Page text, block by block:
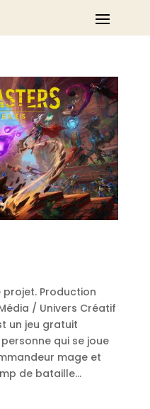
projet. Production
/ Univers Créatif
un jeu gratuit
qui se joue
mage et
de bataille...